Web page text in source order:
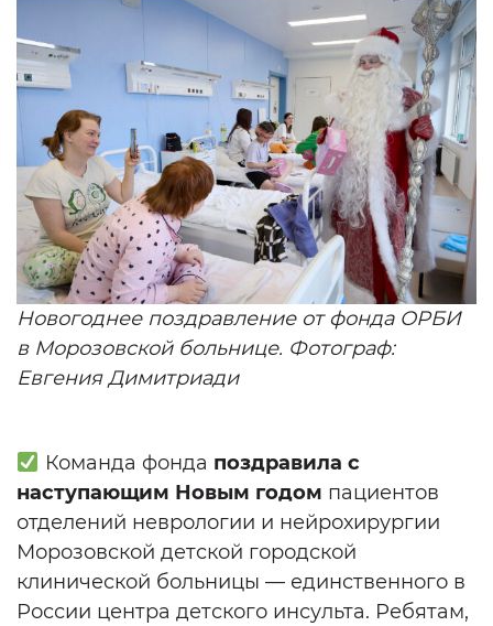
Новогоднее поздравление от фонда ОРБИ
в Морозовской больнице. Фотограф:
Евгения Димитриади
Команда фонда поздравила с
наступающим Новым годом пациентов
отделений неврологии и нейрохирургии
Морозовской детской городской
клинической больницы — единственного в
России центра детского инсульта. Ребятам,